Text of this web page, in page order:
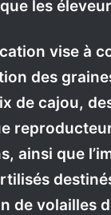
les
vise à
des
de cajou,
ainsi que
de volailles